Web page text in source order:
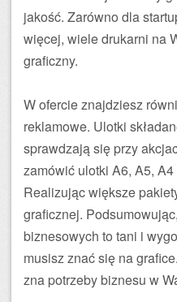
jakość. Zarówno dla
więcej, wiele drukarni na
graficzny.
W ofercie znajdziesz
reklamowe. Ulotki
sprawdzają się przy
zamówić ulotki A6, A5,
Realizując większe
graficznej.
biznesowych to tani i
musisz znać się na
zna potrzeby biznesu w